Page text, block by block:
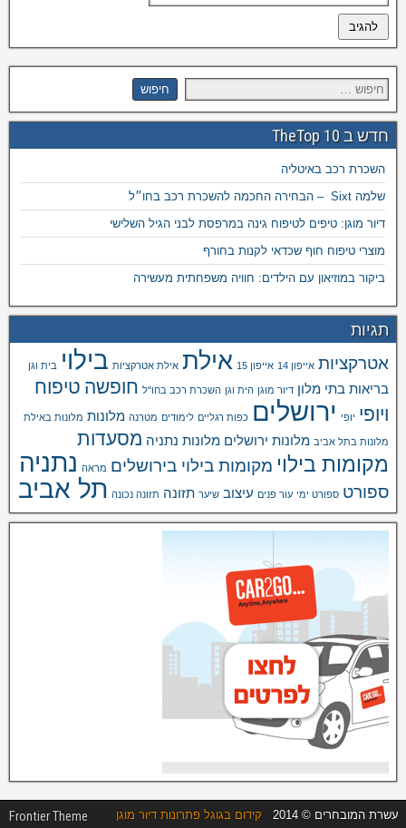
חדש ב TheTop 10
השכרת רכב באיטליה
שלמה Sixt – הבחירה החכמה להשכרת רכב בחו״ל
דיור מוגן: טיפים לטיפוח גינה במרפסת לבני הגיל השלישי
מוצרי טיפוח חוף שכדאי לקנות בחורף
ביקור במוזיאון עם הילדים: חוויה משפחתית מעשירה
תגיות
אטרקציות אייפון 14 אייפון 15 אילת אילת אטרקציות בילוי בית וגן
בריאות בתי מלון דיור מוגן הית וגן השכרת רכב בחו"ל חופשה טיפוח
ויופי יופי ירושלים כפות רגליים לימודים מטרנה מלונות מלונות באילת
מלונות בתל אביב מלונות ירושלים מלונות נתניה מסעדות
מקומות בילוי מקומות בילוי בירושלים מראה נתניה
ספורט ספורט ימי עור פנים עיצוב שיער תזונה תזונה נכונה תל אביב
עשרת המובחרים © 2014 קידום בגוגל פתרונות דיור מוגן Frontier Theme